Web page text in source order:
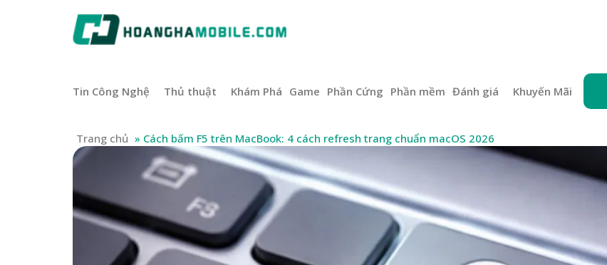
Tin Công Nghệ Thủ thuật Khám Phá Game Phần Cứng Phần mềm Đánh giá Khuyến Mãi
Trang chủ » Cách bấm F5 trên MacBook: 4 cách refresh trang chuẩn macOS 2026